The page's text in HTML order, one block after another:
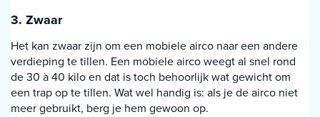
3. Zwaar
Het kan zwaar zijn om een mobiele airco naar een andere
verdieping te tillen. Een mobiele airco weegt al snel rond
de 30 à 40 kilo en dat is toch behoorlijk wat gewicht om
een trap op te tillen. Wat wel handig is: als je de airco niet
meer gebruikt, berg je hem gewoon op.